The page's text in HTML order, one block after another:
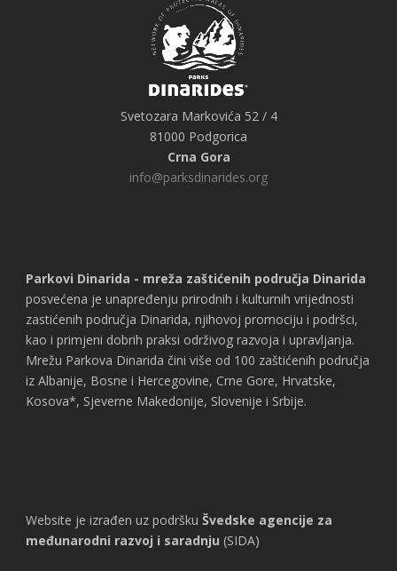
Svetozara Markovića 52 / 4
81000 Podgorica
Crna Gora
info@parksdinarides.org
Parkovi Dinarida - mreža zaštićenih područja Dinarida
posvećena je unapređenju prirodnih i kulturnih vrijednosti
zastićenih područja Dinarida, njihovoj promociju i podršci,
kao i primjeni dobrih praksi održivog razvoja i upravljanja.
Mrežu Parkova Dinarida čini više od 100 zaštićenih područja
iz Albanije, Bosne i Hercegovine, Crne Gore, Hrvatske,
Kosova*, Sjeverne Makedonije, Slovenije i Srbije.
Website je izrađen uz podršku Švedske agencije za
međunarodni razvoj i saradnju (SIDA)